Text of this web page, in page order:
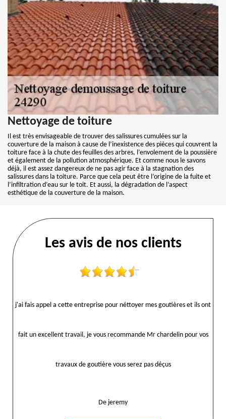
Nettoyage de toiture
Il est très envisageable de trouver des salissures cumulées sur la
couverture de la maison à cause de l’inexistence des pièces qui couvrent la
toiture face à la chute des feuilles des arbres, l’envolement de la poussière
et également de la pollution atmosphérique. Et comme nous le savons
déjà, il est assez dangereux de ne pas agir face à la stagnation des
salissures dans la toiture. Parce que cela peut être l’origine de la fuite et
l’infiltration d’eau sur le toit. Et aussi, la dégradation de l’aspect
esthétique de la couverture de la maison.
Les avis de nos clients
j'ai fais appel a cette entreprise pour néttoyer mes goutières et ils ont
fait un excellent travail, je vous recommande Mr chardelin pour vos
travaux de goutière vous serez pas déçus
De jeremy